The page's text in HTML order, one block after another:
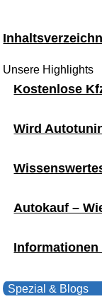
Unsere Highlights
Kostenlose
Wird
Autokauf –
Informationen
Spezial & Blogs